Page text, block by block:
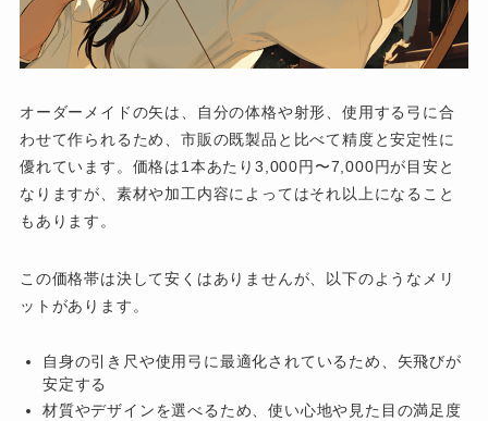
オーダーメイドの矢は、自分の体格や射形、使用する弓に合
わせて作られるため、市販の既製品と比べて精度と安定性に
優れています。価格は1本あたり3,000円〜7,000円が目安と
なりますが、素材や加工内容によってはそれ以上になること
もあります。
この価格帯は決して安くはありませんが、以下のようなメリ
ットがあります。
自身の引き尺や使用弓に最適化されているため、矢飛びが
安定する
材質やデザインを選べるため、使い心地や見た目の満足度